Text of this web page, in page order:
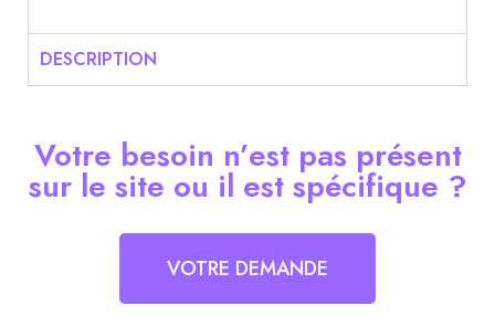
DESCRIPTION
Votre besoin n’est pas présent
sur le site ou il est spécifique ?
VOTRE DEMANDE